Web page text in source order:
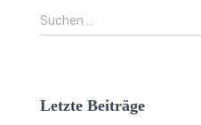
S
u
n
Suchen …
Letzte Beiträge